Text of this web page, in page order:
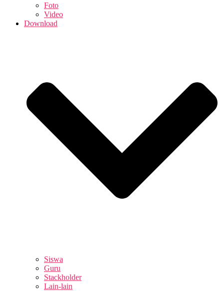
Foto
Video
Download
Siswa
Guru
Stackholder
Lain-lain